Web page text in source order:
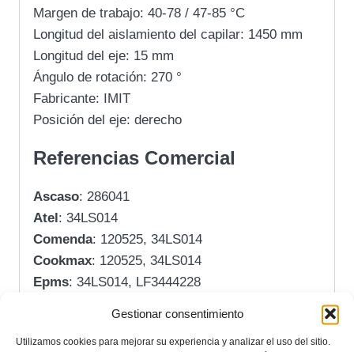
Gestionar consentimiento
Utilizamos cookies para mejorar su experiencia y analizar el uso del sitio.
Margen de trabajo: 40-78 / 47-85 °C
Longitud del aislamiento del capilar: 1450 mm
Longitud del eje: 15 mm
Ángulo de rotación: 270 °
Fabricante: IMIT
Posición del eje: derecho
Referencias Comercial
Ascaso: 286041
Atel: 34LS014
Comenda: 120525, 34LS014
Cookmax: 120525, 34LS014
Epms: 34LS014, LF3444228
Hoonved: 120525, 390014, H120525